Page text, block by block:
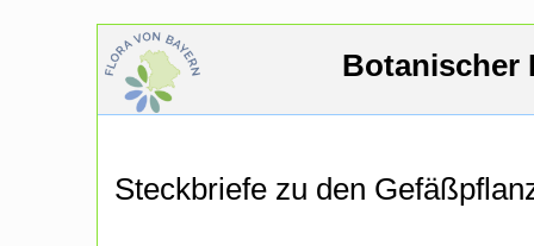
Botanischer
Steckbriefe zu den